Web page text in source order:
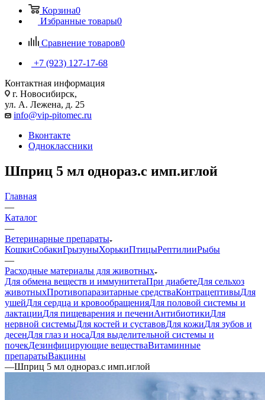
Корзина0
Избранные товары0
Сравнение товаров0
+7 (923) 127-17-68
Контактная информация
г. Новосибирск,
ул. А. Лежена, д. 25
info@vip-pitomec.ru
Вконтакте
Одноклассники
Шприц 5 мл однораз.с имп.иглой
Главная
—
Каталог
—
Ветеринарные препараты
КошкиСобакиГрызуныХорькиПтицыРептилииРыбы
—
Расходные материалы для животных
Для обмена веществ и иммунитетаПри диабетеДля сельхоз
животныхПротивопаразитарные средстваКонтрацептивыДля
ушейДля сердца и кровообращенияДля половой системы и
лактацииДля пищеварения и печениАнтибиотикиДля
нервной системыДля костей и суставовДля кожиДля зубов и
десенДля глаз и носаДля выделительной системы и
почекДезинфицирующие веществаВитаминные
препаратыВакцины
—Шприц 5 мл однораз.с имп.иглой